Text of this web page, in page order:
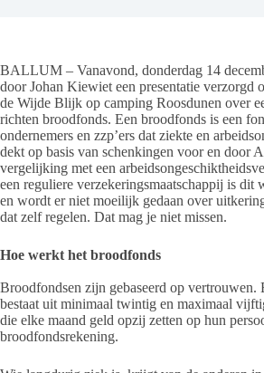
BALLUM – Vanavond, donderdag 14
door Johan Kiewiet een presentatie verzorgd
de Wijde Blijk op camping Roosdunen over
richten broodfonds. Een broodfonds is een
ondernemers en zzp’ers dat ziekte en
dekt op basis van schenkingen voor en door
vergelijking met een
een reguliere verzekeringsmaatschappij is dit
en wordt er niet moeilijk gedaan over
dat zelf regelen. Dat mag je niet missen.
Hoe werkt het broodfonds
Broodfondsen zijn gebaseerd op vertrouwen.
bestaat uit minimaal twintig en maximaal
die elke maand geld opzij zetten op hun
broodfondsrekening.